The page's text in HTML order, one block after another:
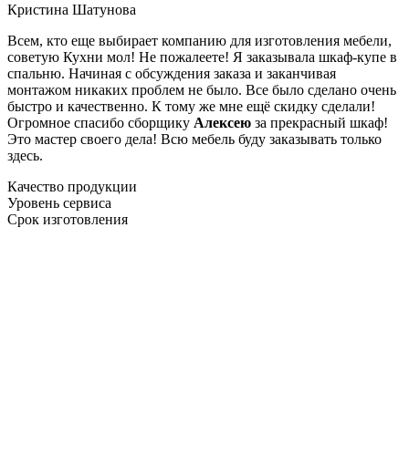
Кристина Шатунова
Всем, кто еще выбирает компанию для изготовления мебели,
советую Кухни мол! Не пожалеете! Я заказывала шкаф-купе в
спальню. Начиная с обсуждения заказа и заканчивая
монтажом никаких проблем не было. Все было сделано очень
быстро и качественно. К тому же мне ещё скидку сделали!
Огромное спасибо сборщику Алексею за прекрасный шкаф!
Это мастер своего дела! Всю мебель буду заказывать только
здесь.
Качество продукции
Уровень сервиса
Срок изготовления